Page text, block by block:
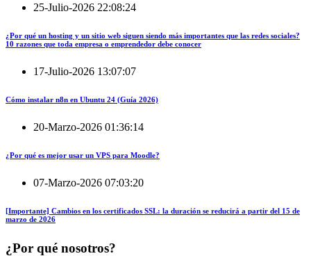
25-Julio-2026 22:08:24
¿Por qué un hosting y un sitio web siguen siendo más importantes que las redes sociales?
10 razones que toda empresa o emprendedor debe conocer
17-Julio-2026 13:07:07
Cómo instalar n8n en Ubuntu 24 (Guía 2026)
20-Marzo-2026 01:36:14
¿Por qué es mejor usar un VPS para Moodle?
07-Marzo-2026 07:03:20
[Importante] Cambios en los certificados SSL: la duración se reducirá a partir del 15 de
marzo de 2026
¿Por qué nosotros?